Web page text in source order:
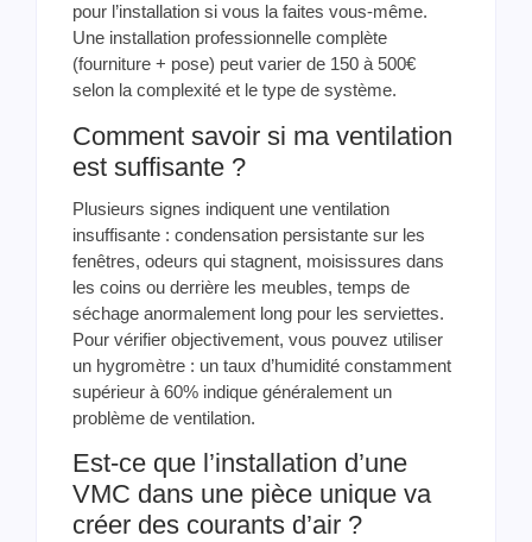
pour l’installation si vous la faites vous-même.
Une installation professionnelle complète
(fourniture + pose) peut varier de 150 à 500€
selon la complexité et le type de système.
Comment savoir si ma ventilation
est suffisante ?
Plusieurs signes indiquent une ventilation
insuffisante : condensation persistante sur les
fenêtres, odeurs qui stagnent, moisissures dans
les coins ou derrière les meubles, temps de
séchage anormalement long pour les serviettes.
Pour vérifier objectivement, vous pouvez utiliser
un hygromètre : un taux d’humidité constamment
supérieur à 60% indique généralement un
problème de ventilation.
Est-ce que l’installation d’une
VMC dans une pièce unique va
créer des courants d’air ?